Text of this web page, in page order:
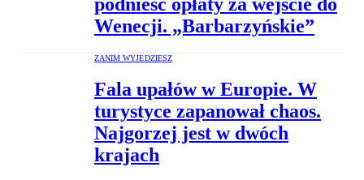
Wenecji. „Barbarzyńskie”
ZANIM WYJEDZIESZ
Fala upałów w Europie. W
turystyce zapanował chaos.
Najgorzej jest w dwóch
krajach